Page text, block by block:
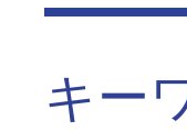
キー